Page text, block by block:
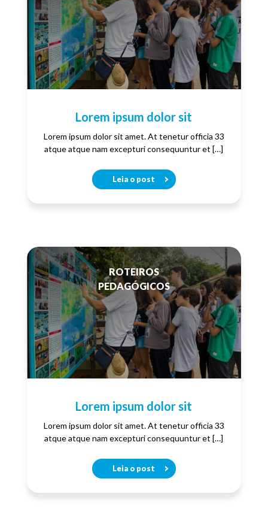
Lorem ipsum dolor sit
Lorem ipsum dolor sit amet. At tenetur officia 33
atque atque nam excepturi consequuntur et […]
Leia o post
ROTEIROS
PEDAGÓGICOS
Lorem ipsum dolor sit
Lorem ipsum dolor sit amet. At tenetur officia 33
atque atque nam excepturi consequuntur et […]
Leia o post